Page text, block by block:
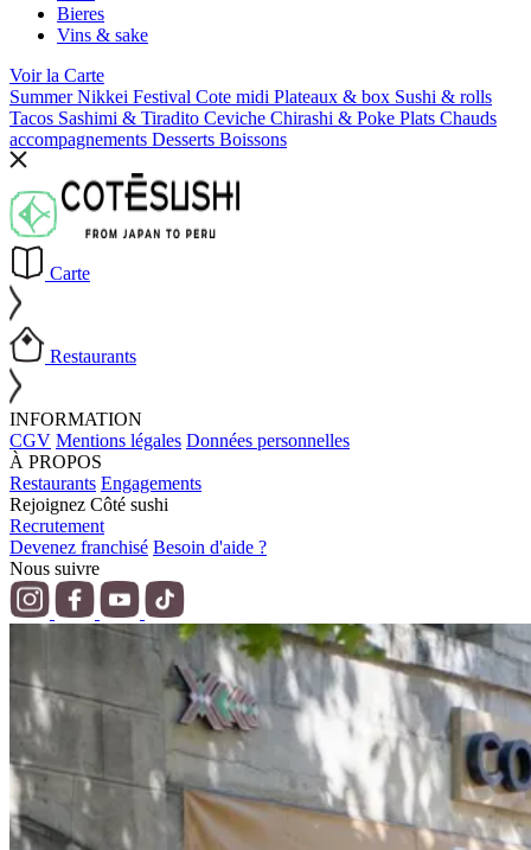
Bieres
Vins & sake
Voir la Carte
Summer Nikkei Festival Cote midi Plateaux & box Sushi & rolls
Tacos Sashimi & Tiradito Ceviche Chirashi & Poke Plats Chauds
accompagnements Desserts Boissons
Carte
Restaurants
INFORMATION
CGV Mentions légales Données personnelles
À PROPOS
Restaurants Engagements
Rejoignez Côté sushi
Recrutement
Devenez franchisé Besoin d'aide ?
Nous suivre